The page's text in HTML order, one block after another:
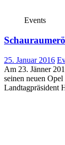
Events
25. Januar 2016
Am 23. Jänner
seinen neuen
Landtagpräsident